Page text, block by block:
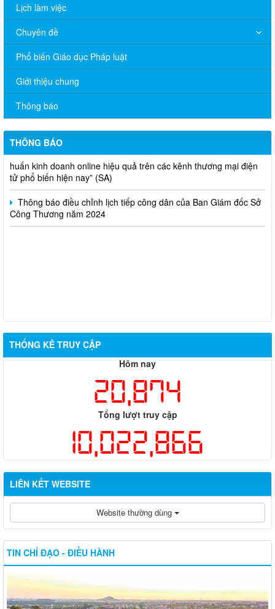
Lịch làm việc
Chuyên đề
Phổ biến Giáo dục Pháp luật
Giới thiệu chung
Thông báo
THÔNG BÁO
V/v đề nghị báo cáo hệ thống phân phối, nhãn hiệu hàng hóa
và hoạt động mua bán khí trên địa bàn tỉnh năm 2025 (nhắc lần
2).
Thông báo bán thanh lý tài sản công theo hình thức chỉ định
Thông báo lựa chọn nhà thầu thực hiện gói thầu: “tổ chức tập
huấn kinh doanh online hiệu quả trên các kênh thương mại điện
tử phổ biến hiện nay” (SA)
Thông báo điều chỉnh lịch tiếp công dân của Ban Giám đốc Sở
Công Thương năm 2024
THỐNG KÊ TRUY CẬP
Hôm nay
20,874
Tổng lượt truy cập
10,022,866
LIÊN KẾT WEBSITE
Website thường dùng
TIN CHỈ ĐẠO - ĐIỀU HÀNH